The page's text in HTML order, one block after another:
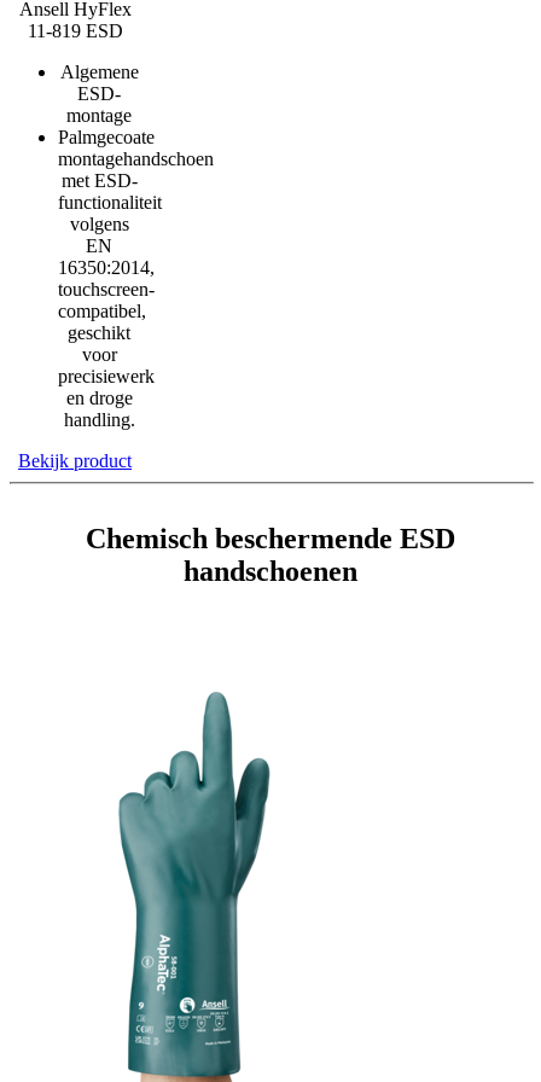
Ansell HyFlex
11-819 ESD
Algemene
ESD-
montage
Palmgecoate
montagehandschoen
met ESD-
functionaliteit
volgens
EN
16350:2014,
touchscreen-
compatibel,
geschikt
voor
precisiewerk
en droge
handling.
Bekijk product
Chemisch beschermende ESD
handschoenen